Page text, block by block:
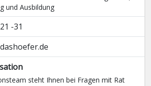
und Ausbildung
-31
steht Ihnen bei Fragen mit Rat